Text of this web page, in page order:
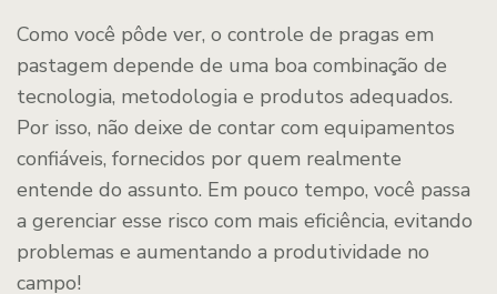
Como você pôde ver, o controle de pragas em
pastagem depende de uma boa combinação de
tecnologia, metodologia e produtos adequados.
Por isso, não deixe de contar com equipamentos
confiáveis, fornecidos por quem realmente
entende do assunto. Em pouco tempo, você passa
a gerenciar esse risco com mais eficiência, evitando
problemas e aumentando a produtividade no
campo!